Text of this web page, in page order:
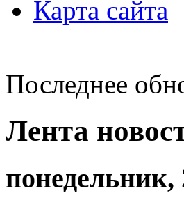
Карта сайта
Последнее
Лента
понедельник,